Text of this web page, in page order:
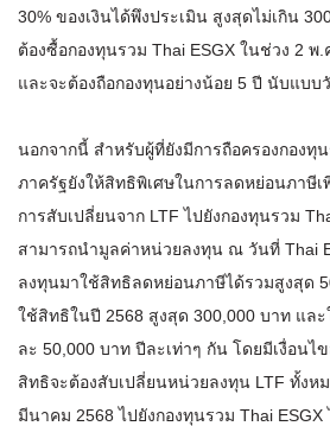
30% ของเงินได้พึงประเมิน สูงสุดไม่เกิน
ต้องซื้อกองทุนรวม Thai ESGX ในช่วง 2 พ
และจะต้องถือกองทุนอย่างน้อย 5 ปี นับแบ
นอกจากนี้ สำหรับผู้ที่ยังมีการถือครองกองทุ
ภาครัฐยังให้สิทธิพิเศษในการลดหย่อนภาษีเ
การสับเปลี่ยนจาก LTF ไปยังกองทุนรวม
สามารถนำมูลค่าหน่วยลงทุน ณ วันที่ Thai
ลงทุนมาใช้สิทธิลดหย่อนภาษีได้รวมสูงสุด
ใช้สิทธิในปี 2568 สูงสุด 300,000 บาท แล
ละ 50,000 บาท ปีละเท่าๆ กัน โดยมีเงื่อน
สิทธิจะต้องสับเปลี่ยนหน่วยลงทุน LTF ทั้งห
มีนาคม 2568 ไปยังกองทุนรวม Thai